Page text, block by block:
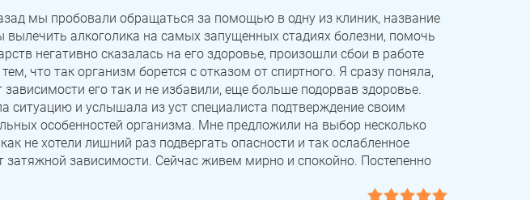
мы пробовали обращаться за помощью в одну из клиник, название
алкоголика на самых запущенных стадиях болезни, помочь
негативно сказалась на его здоровье, произошли сбои в работе
что так организм борется с отказом от спиртного. Я сразу поняла,
его так и не избавили, еще больше подорвав здоровье.
ситуацию и услышала из уст специалиста подтверждение своим
особенностей организма. Мне предложили на выбор несколько
не хотели лишний раз подвергать опасности и так ослабленное
зависимости. Сейчас живем мирно и спокойно. Постепенно